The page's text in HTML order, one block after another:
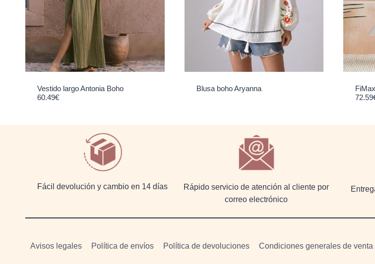
Vestido largo Antonia Boho
60.49€
Blusa boho Aryanna
72.59
Fácil devolución y cambio en 14 días
Rápido servicio de atención al cliente por
correo electrónico
Avisos legales Política de envíos Política de devoluciones Condiciones generales de venta